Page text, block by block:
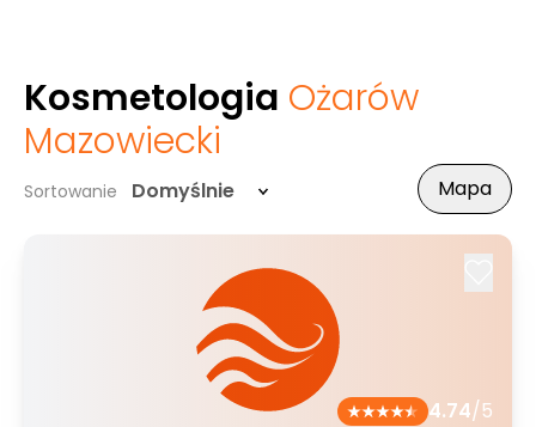
Kosmetologia Ożarów
Mazowiecki
Sortowanie Domyślnie Mapa
4.74/5